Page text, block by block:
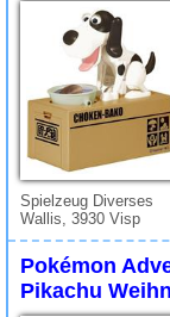
Spielzeug Diverses
Wallis, 3930 Visp
Pokémon
Pikachu